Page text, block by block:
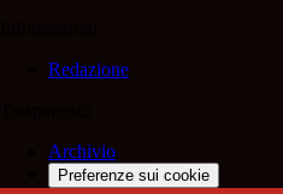
Redazione
Archivio
Preferenze sui cookie